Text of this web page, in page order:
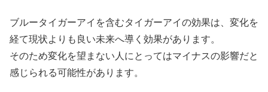
ブルータイガーアイを含むタイガーアイの効果は、変化を
経て現状よりも良い未来へ導く効果があります。
そのため変化を望まない人にとってはマイナスの影響だと
感じられる可能性があります。